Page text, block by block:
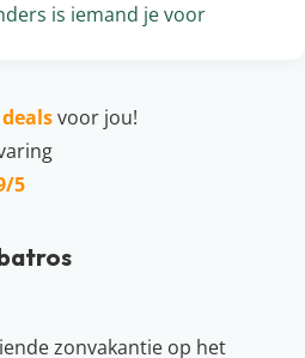
zonvakantie op het
is iemand je voor
voor jou!
5